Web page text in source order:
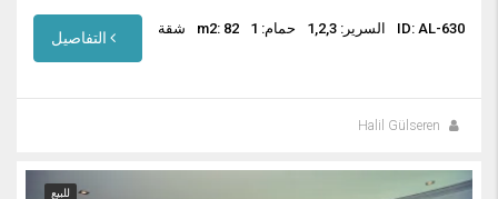
ID: AL-630 السرير: 1,2,3 حمام: 1 m2: 82 شقة
Halil Gülseren
للبيع